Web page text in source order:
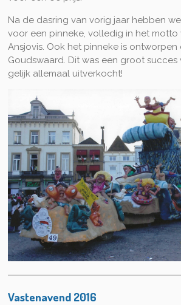
Na de dasring van vorig jaar hebben
voor een pinneke, volledig in het
Ansjovis. Ook het pinneke is
Goudswaard. Dit was een groot succes
gelijk allemaal uitverkocht!
Vastenavend 2016